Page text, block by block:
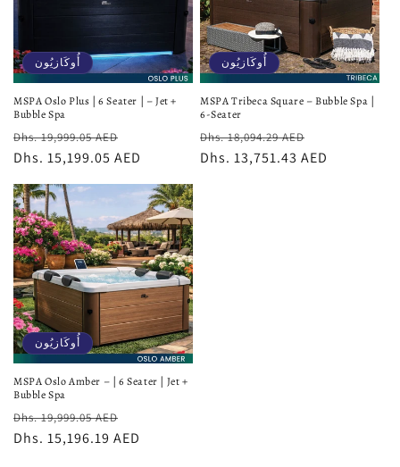
أُوكَازيُون
MSPA Oslo Plus | 6 Seater | – Jet +
Bubble Spa
سعر
عادي
Dhs. 19,999.05 AED
البيع
Dhs. 15,199.05 AED
أُوكَازيُون
MSPA Tribeca Square – Bubble Spa |
6-Seater
سعر
عادي
Dhs. 18,094.29 AED
البيع
Dhs. 13,751.43 AED
أُوكَازيُون
MSPA Oslo Amber – | 6 Seater | Jet +
Bubble Spa
سعر
عادي
Dhs. 19,999.05 AED
البيعDhs. 15,196.19 AED